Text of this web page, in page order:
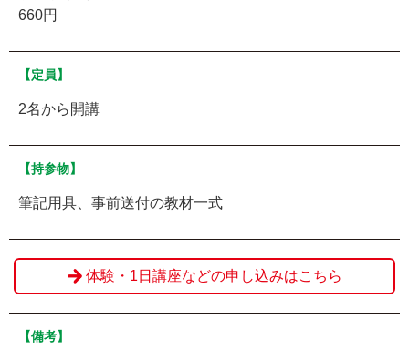
660円
【定員】
2名から開講
【持参物】
筆記用具、事前送付の教材一式
体験・1日講座などの申し込みはこちら
【備考】